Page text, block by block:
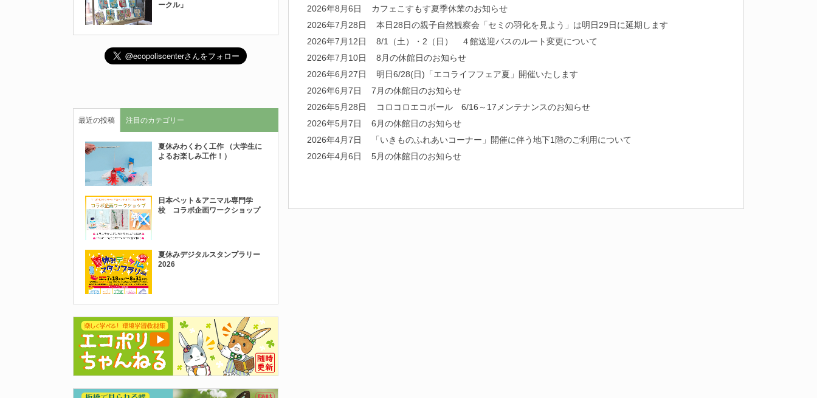
2026年8月6日
カフェこすもす夏季休業のお知らせ
2026年7月28日
本日28日の親子自然観察会「セミの羽化を見よう」は明日29日に延期します
2026年7月12日
8/1（土）・2（日） ４館送迎バスのルート変更について
2026年7月10日
8月の休館日のお知らせ
2026年6月27日
明日6/28(日)「エコライフフェア夏」開催いたします
2026年6月7日
7月の休館日のお知らせ
2026年5月28日
コロコロエコボール 6/16～17メンテナンスのお知らせ
2026年5月7日
6月の休館日のお知らせ
2026年4月7日
「いきものふれあいコーナー」開催に伴う地下1階のご利用について
2026年4月6日
5月の休館日のお知らせ
ークル」
最近の投稿 注目のカテゴリー
夏休みわくわく工作 （大学生に
よるお楽しみ工作！）
日本ペット＆アニマル専門学
校 コラボ企画ワークショップ
夏休みデジタルスタンプラリー
2026